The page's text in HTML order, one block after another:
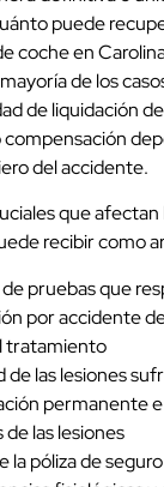
puede
coche en
de los
de liquidación
del accidente.
que afectan
recibir como
pruebas que
por accidente
tratamiento
de las lesiones
permanente
las lesiones
la póliza de